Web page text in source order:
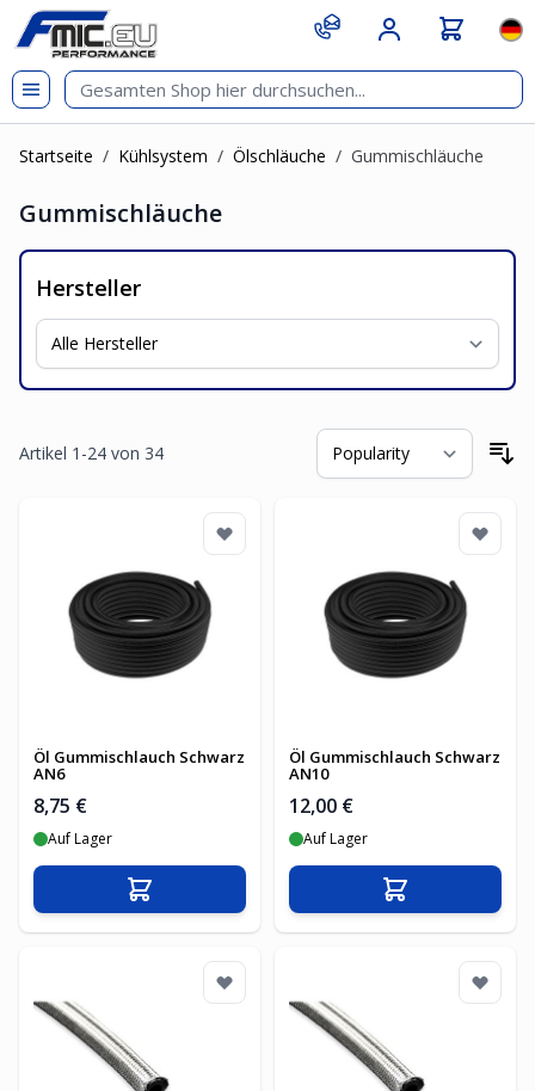
Zum Inhalt springen
git s
Startseite / Kühlsystem / Ölschläuche / Gummischläuche
Gummischläuche
Hersteller
Artikel 1 -24 von 34
Öl Gummischlauch Schwarz
AN6
8,75 €
Auf Lager
In den Warenkorb
Öl Gummischlauch Schwarz
AN10
12,00 €
Auf Lager
In den